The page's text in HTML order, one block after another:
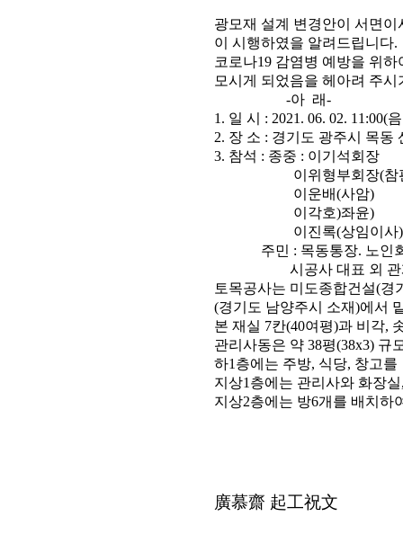
광모재 설계 변경안이 서면
이 시행하였을 알려드립니다.
코로나19 감염병 예방을 위
모시게 되었음을 헤아려 주시
-아 래-
1. 일 시 : 2021. 06. 02. 11:00(
2. 장 소 : 경기도 광주시 목동
3. 참석 : 종중 : 이기석회장
이위형부회장(참
이운배(사
이각호)좌윤)
이진록(상임이사)
주민 : 목동통장. 노인회
시공사 대표 외 관
토목공사는 미도종합건설(
(경기도 남양주시 소재)에서
본 재실 7칸(40여평)과 비각,
관리사동은 약 38평(38x3) 규
하1층에는 주방, 식당, 창고를
지상1층에는 관리사와 화장
지상2층에는 방6개를 배치하
廣慕齋 起工祝文